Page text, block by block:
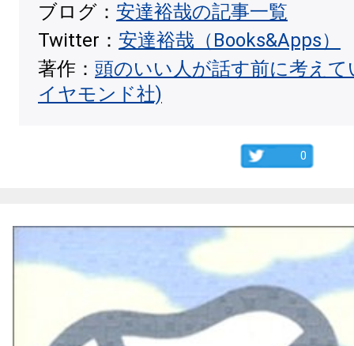
ブログ： 安達裕哉の記事一覧
Twitter： 安達裕哉（Books&Apps）
著作： 頭のいい人が話す前に考え
イヤモンド社)
0